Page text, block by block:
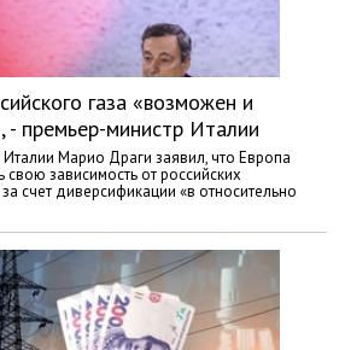
газа «возможен и
- премьер-министр Италии
Марио Драги заявил, что Европа
свою зависимость от российских
счет диверсификации «в относительно